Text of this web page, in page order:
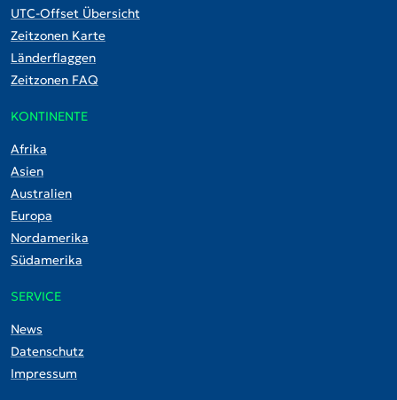
UTC-Offset Übersicht
Zeitzonen Karte
Länderflaggen
Zeitzonen FAQ
KONTINENTE
Afrika
Asien
Australien
Europa
Nordamerika
Südamerika
SERVICE
News
Datenschutz
Impressum